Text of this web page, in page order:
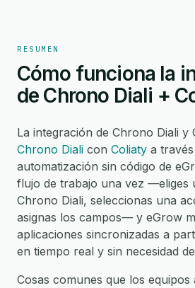
RESUMEN
Cómo funciona la
de Chrono Diali +
La integración de Chrono Diali y
Chrono Diali con Coliaty a
automatización sin código de
flujo de trabajo una vez —eliges
Chrono Diali, seleccionas una
asignas los campos— y eGrow
aplicaciones sincronizadas a
en tiempo real y sin necesidad
Cosas comunes que los